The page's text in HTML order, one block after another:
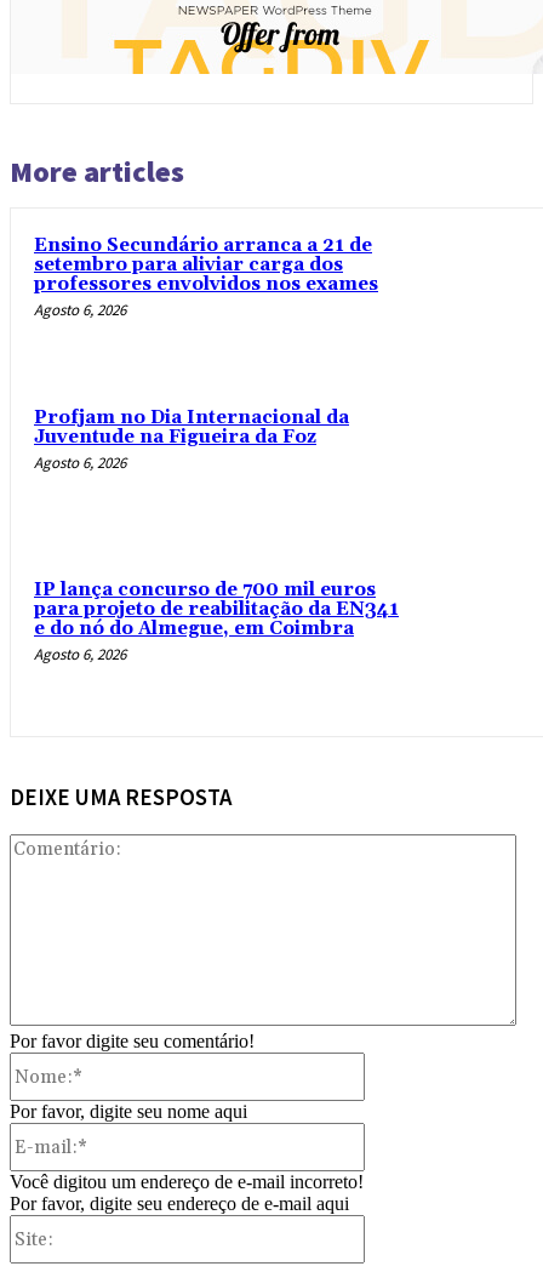
More articles
Ensino Secundário arranca a 21 de
setembro para aliviar carga dos
professores envolvidos nos exames
Agosto 6, 2026
Profjam no Dia Internacional da
Juventude na Figueira da Foz
Agosto 6, 2026
IP lança concurso de 700 mil euros
para projeto de reabilitação da EN341
e do nó do Almegue, em Coimbra
Agosto 6, 2026
DEIXE UMA RESPOSTA
Por favor digite seu comentário!
Por favor, digite seu nome aqui
Você digitou um endereço de e-mail incorreto!
Por favor, digite seu endereço de e-mail aqui